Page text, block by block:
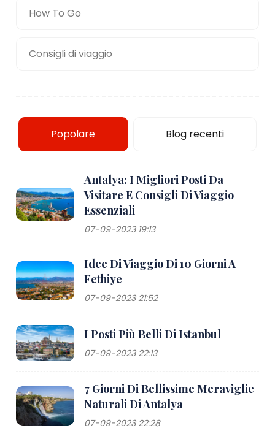
How To Go
Consigli di viaggio
Popolare Blog recenti
Antalya: I Migliori Posti Da
Visitare E Consigli Di Viaggio
Essenziali
07-09-2023 19:13
Idee Di Viaggio Di 10 Giorni A
Fethiye
07-09-2023 21:52
I Posti Più Belli Di Istanbul
07-09-2023 22:13
7 Giorni Di Bellissime Meraviglie
Naturali Di Antalya
07-09-2023 22:28